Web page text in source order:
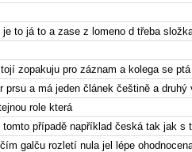
je to já to a zase z lomeno d třeba
zopakuju pro záznam a kolega se
prsu a má jeden článek češtině a
role která
tomto případě například česká tak jak
galču rozletí nula jel lépe